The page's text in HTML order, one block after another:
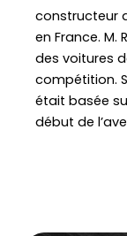
constructeur
en France.
des voitures
compétition.
était basée
début de